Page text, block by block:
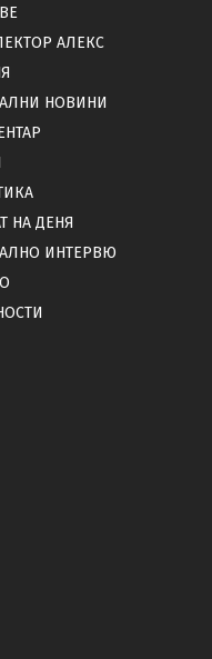
АЛЕКС
НОВИНИ
НА ДЕНЯ
ИНТЕРВЮ